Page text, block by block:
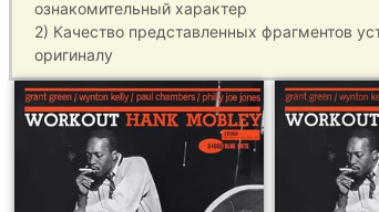
ознакомительный характер
2) Качество представленных фрагментов
оригиналу